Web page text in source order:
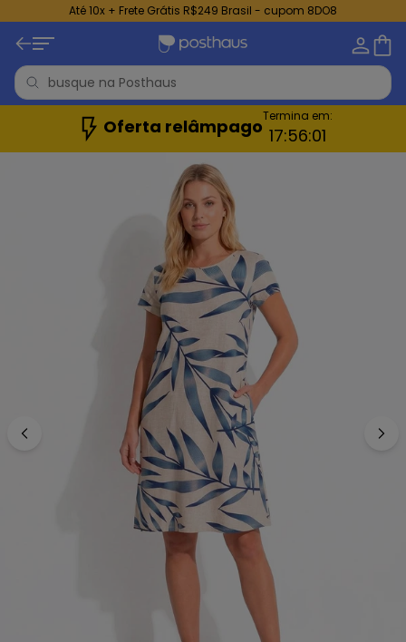
Até 10x + Frete Grátis R$249 Brasil - cupom 8DO8
Oferta relâmpagoTermina em:
17:55:59